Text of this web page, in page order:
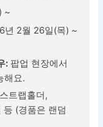
~
년 2월 26일(목) ~
: 팝업 현장에서
해요.
트랩홀더,
(경품은 랜덤